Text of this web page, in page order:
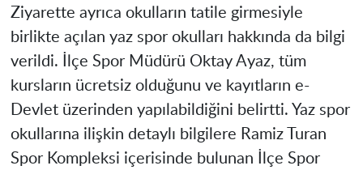
Ziyarette ayrıca okulların tatile girmesiyle
birlikte açılan yaz spor okulları hakkında da bilgi
verildi. İlçe Spor Müdürü Oktay Ayaz, tüm
kursların ücretsiz olduğunu ve kayıtların e-
Devlet üzerinden yapılabildiğini belirtti. Yaz spor
okullarına ilişkin detaylı bilgilere Ramiz Turan
Spor Kompleksi içerisinde bulunan İlçe Spor